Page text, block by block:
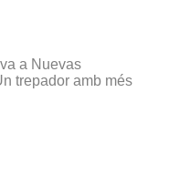
a Nuevas
trepador amb més